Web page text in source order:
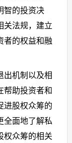
智的投资决
关法规，建立
者的权益和融
出机制以及相
帮助投资者和
进股权众筹的
全面地了解私
权众筹的相关